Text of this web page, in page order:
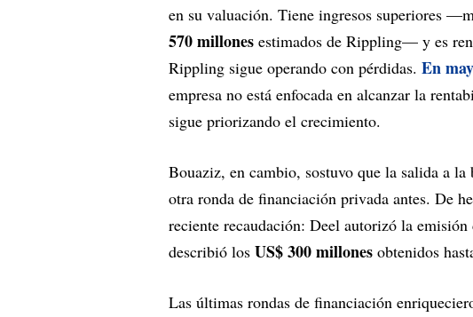
en su valuación. Tiene ingresos superiores
570 millones estimados de Rippling— y es
Rippling sigue operando con pérdidas. En
empresa no está enfocada en alcanzar la
sigue priorizando el crecimiento.
Bouaziz, en cambio, sostuvo que la salida a la
otra ronda de financiación privada antes. De
reciente recaudación: Deel autorizó la emisión
describió los US$ 300 millones obtenidos
Las últimas rondas de financiación